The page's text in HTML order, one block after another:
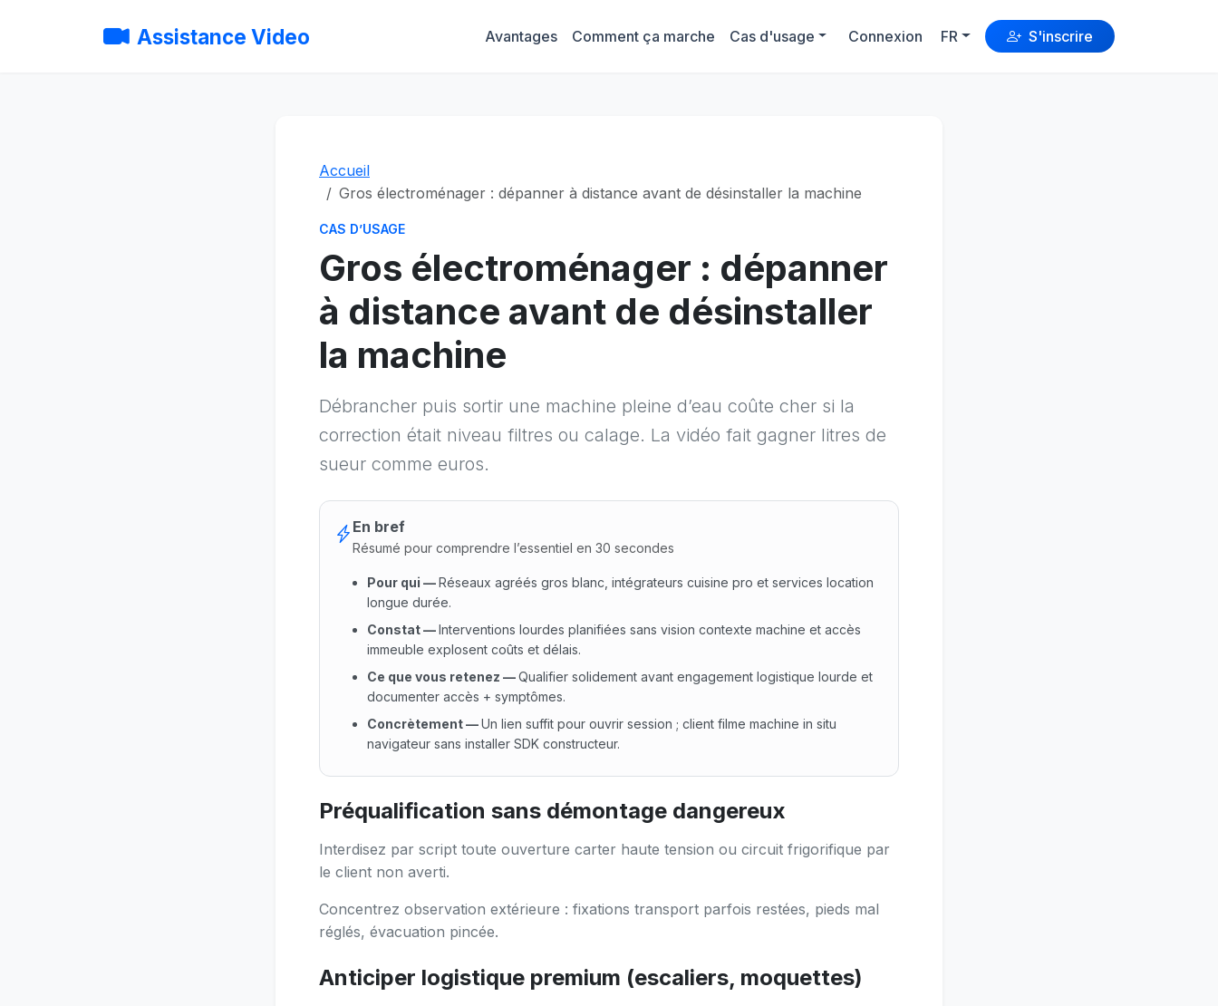
Assistance Video Avantages Comment ça marche Cas d'usage Connexion FR S'inscrire
Accueil
Gros électroménager : dépanner à distance avant de désinstaller la machine
CAS D’USAGE
Gros électroménager : dépanner
à distance avant de désinstaller
la machine
Débrancher puis sortir une machine pleine d’eau coûte cher si la
correction était niveau filtres ou calage. La vidéo fait gagner litres de
sueur comme euros.
En bref
Résumé pour comprendre l’essentiel en 30 secondes
Pour qui —Réseaux agréés gros blanc, intégrateurs cuisine pro et services location
longue durée.
Constat—Interventions lourdes planifiées sans vision contexte machine et accès
immeuble explosent coûts et délais.
Ce que vous retenez —Qualifier solidement avant engagement logistique lourde et
documenter accès + symptômes.
Concrètement—Un lien suffit pour ouvrir session ; client filme machine in situ
navigateur sans installer SDK constructeur.
Pour qui : Réseaux agréés gros blanc, intégrateurs cuisine pro et services location longue durée. Constat : Interventions
Préqualification sans démontage dangereux
Interdisez par script toute ouverture carter haute tension ou circuit frigorifique par
le client non averti.
Concentrez observation extérieure : fixations transport parfois restées, pieds mal
réglés, évacuation pincée.
Anticiper logistique premium (escaliers, moquettes)